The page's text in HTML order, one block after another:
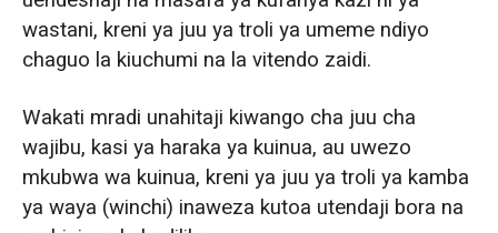
wastani, kreni ya juu ya troli ya umeme ndiyo
chaguo la kiuchumi na la vitendo zaidi.
Wakati mradi unahitaji kiwango cha juu cha
wajibu, kasi ya haraka ya kuinua, au uwezo
mkubwa wa kuinua, kreni ya juu ya troli ya kamba
ya waya (winchi) inaweza kutoa utendaji bora na